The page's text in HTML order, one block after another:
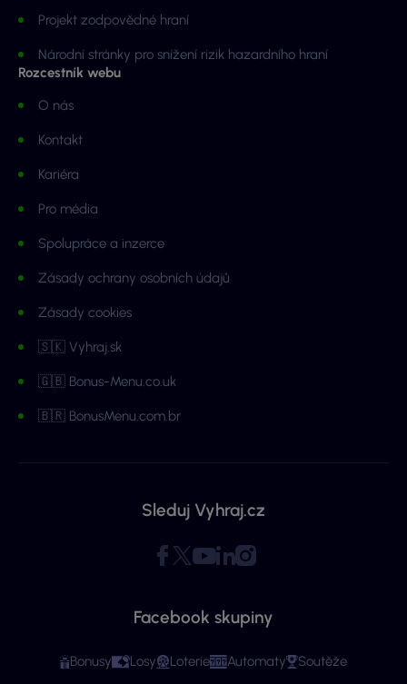
Projekt zodpovědné hraní
Národní stránky pro snížení rizik hazardního hraní
Rozcestník webu
O nás
Kontakt
Kariéra
Pro média
Spolupráce a inzerce
Zásady ochrany osobních údajů
Zásady cookies
🇸🇰 Vyhraj.sk
🇬🇧 Bonus-Menu.co.uk
🇧🇷 BonusMenu.com.br
Sleduj Vyhraj.cz
Facebook skupiny
Bonusy Losy Loterie Automaty Soutěže